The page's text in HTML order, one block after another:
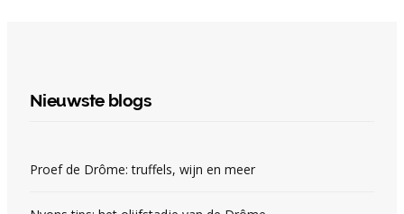
Nieuwste blogs
Proef de Drôme: truffels, wijn en meer